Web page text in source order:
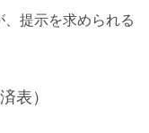
提示を求められる
表）